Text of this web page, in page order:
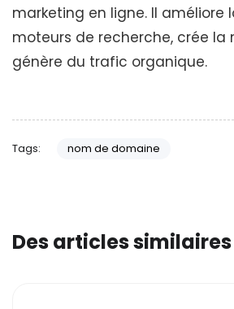
marketing en ligne. Il améliore
moteurs de recherche, crée la
génère du trafic organique.
Tags: nom de domaine
Des articles similaires